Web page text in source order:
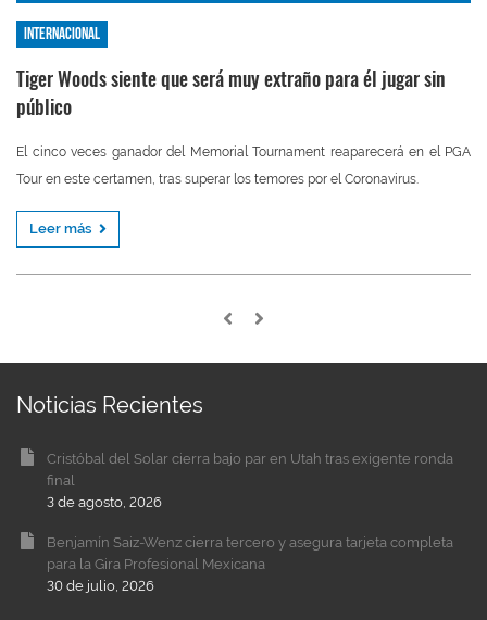
Internacional
Tiger Woods siente que será muy extraño para él jugar sin
público
El cinco veces ganador del Memorial Tournament reaparecerá en el PGA
Tour en este certamen, tras superar los temores por el Coronavirus.
Leer más
Noticias Recientes
Cristóbal del Solar cierra bajo par en Utah tras exigente ronda
final
3 de agosto, 2026
Benjamín Saiz-Wenz cierra tercero y asegura tarjeta completa
para la Gira Profesional Mexicana
30 de julio, 2026